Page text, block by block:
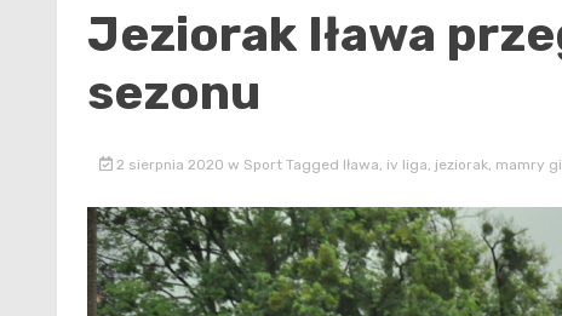
Jeziorak Iława
sezonu
2 sierpnia 2020 w Sport Tagged Iława iv liga jeziorak, mamry